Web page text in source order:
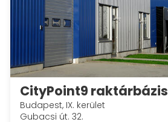
CityPoint9 raktárbázis
Budapest, IX. kerület
Gubacsi út. 32.